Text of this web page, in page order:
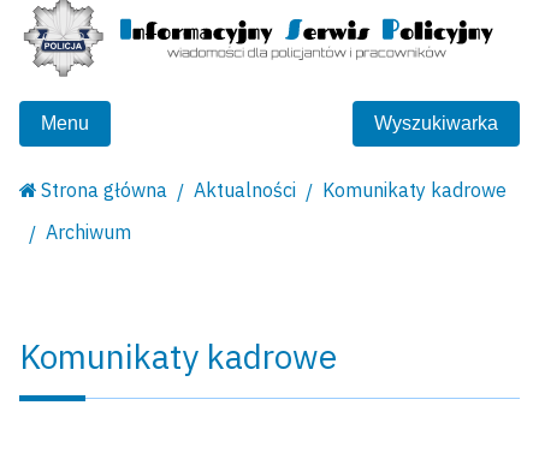
Menu Wyszukiwarka
Strona główna Aktualności
Komunikaty kadrowe
Archiwum
Komunikaty kadrowe